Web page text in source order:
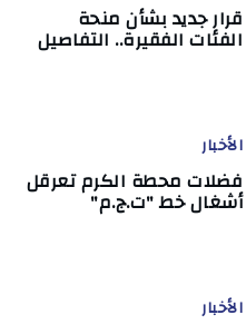
قرار جديد بشأن منحة
الفئات الفقيرة.. التفاصيل
الأخبار
فضلات محطة الكرم تعرقل
أشغال خط "ت.ج.م"
الأخبار